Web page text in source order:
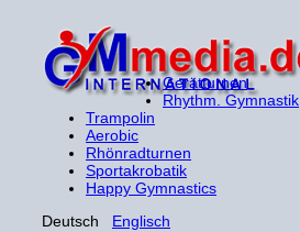
Gerätturnen
Rhythm. Gymnastik
Trampolin
Aerobic
Rhönradturnen
Sportakrobatik
Happy Gymnastics
Deutsch Englisch